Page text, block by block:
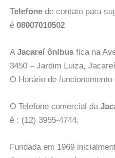
Telefone de contato para
é 08007010502
A Jacareí ônibus fica na
3450 – Jardim Luiza,
O Horário de funcionamento
O Telefone comercial da
é : (12) 3955-4744.
Fundada em 1969